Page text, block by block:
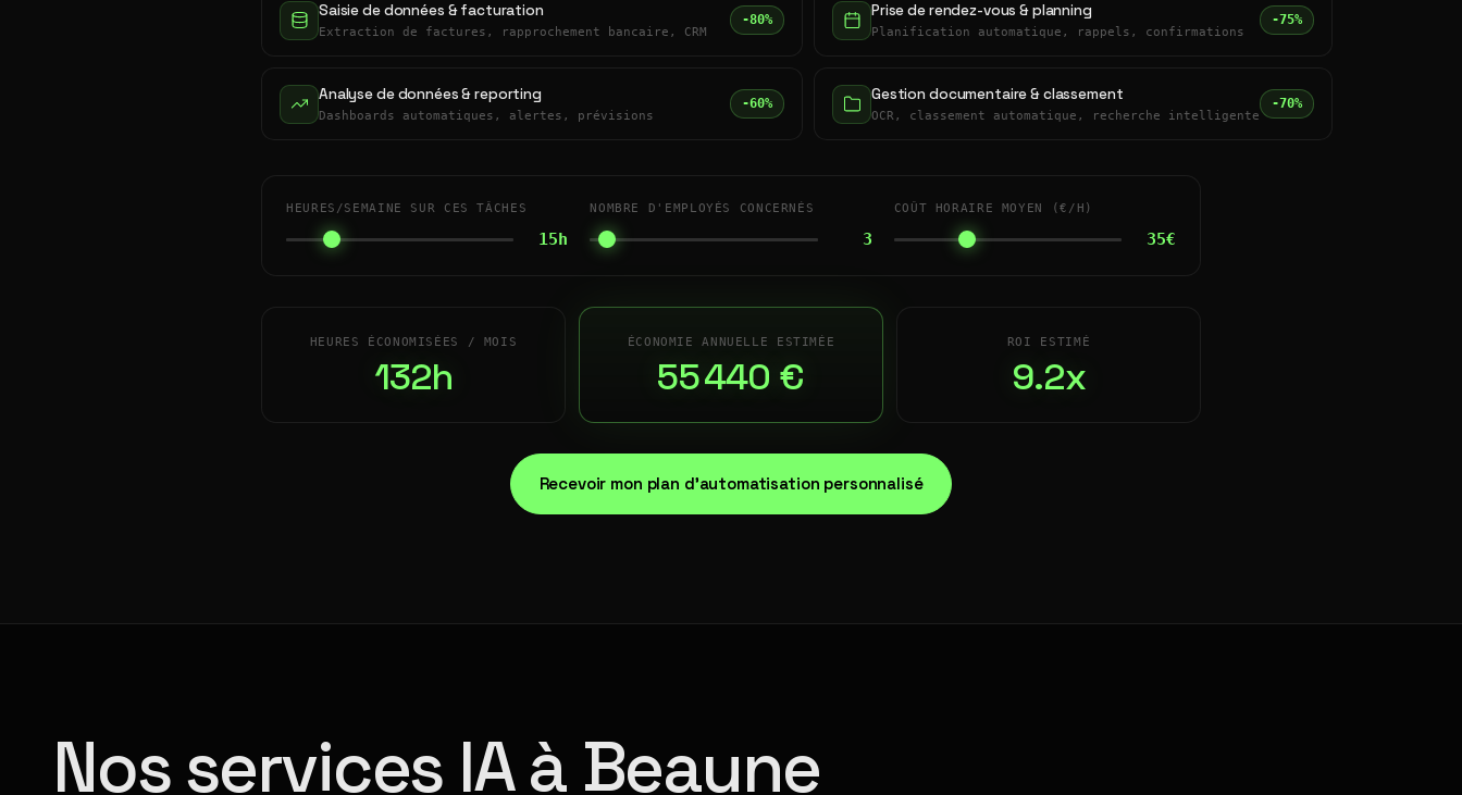
Saisie de données & facturation
Extraction de factures, rapprochement bancaire, CRM
-80% Prise de rendez-vous & planning
Planification automatique, rappels, confirmations
-75%
Analyse de données & reporting
Dashboards automatiques, alertes, prévisions
-60% Gestion documentaire & classement
OCR, classement automatique, recherche intelligente
-70%
HEURES/SEMAINE SUR CES TÂCHES
15h
NOMBRE D'EMPLOYÉS CONCERNÉS
3
COÛT HORAIRE MOYEN (€/H)
35€
HEURES ÉCONOMISÉES / MOIS
132h
ÉCONOMIE ANNUELLE ESTIMÉE
55 440 €
ROI ESTIMÉ
9.2x
Recevoir mon plan d'automatisation personnalisé
Nos services IA à Beaune